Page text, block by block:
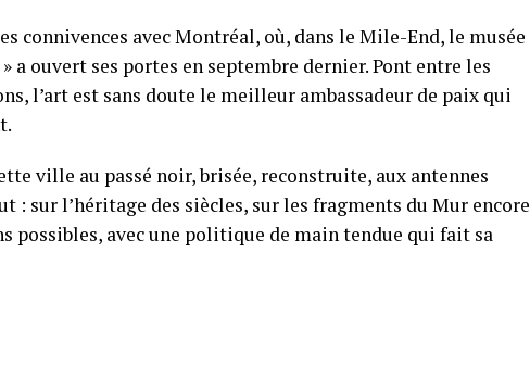
connivences avec Montréal, où, dans le Mile-End, le musée
a ouvert ses portes en septembre dernier. Pont entre les
l’art est sans doute le meilleur ambassadeur de paix qui
ville au passé noir, brisée, reconstruite, aux antennes
: sur l’héritage des siècles, sur les fragments du Mur encore
possibles, avec une politique de main tendue qui fait sa